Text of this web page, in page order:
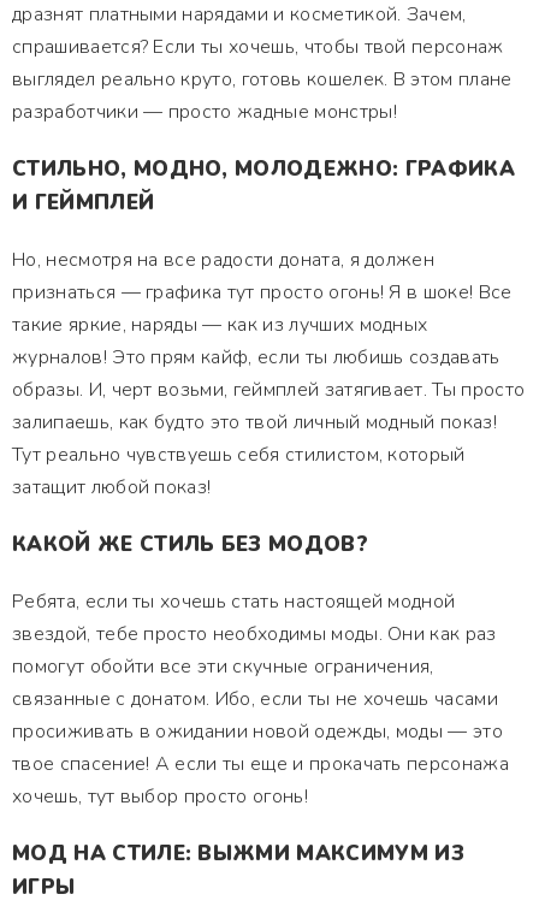
дразнят платными нарядами и косметикой. Зачем,
спрашивается? Если ты хочешь, чтобы твой персонаж
выглядел реально круто, готовь кошелек. В этом плане
разработчики — просто жадные монстры!
СТИЛЬНО, МОДНО, МОЛОДЕЖНО: ГРАФИКА
И ГЕЙМПЛЕЙ
Но, несмотря на все радости доната, я должен
признаться — графика тут просто огонь! Я в шоке! Все
такие яркие, наряды — как из лучших модных
журналов! Это прям кайф, если ты любишь создавать
образы. И, черт возьми, геймплей затягивает. Ты просто
залипаешь, как будто это твой личный модный показ!
Тут реально чувствуешь себя стилистом, который
затащит любой показ!
КАКОЙ ЖЕ СТИЛЬ БЕЗ МОДОВ?
Ребята, если ты хочешь стать настоящей модной
звездой, тебе просто необходимы моды. Они как раз
помогут обойти все эти скучные ограничения,
связанные с донатом. Ибо, если ты не хочешь часами
просиживать в ожидании новой одежды, моды — это
твое спасение! А если ты еще и прокачать персонажа
хочешь, тут выбор просто огонь!
МОД НА СТИЛЕ: ВЫЖМИ МАКСИМУМ ИЗ
ИГРЫ